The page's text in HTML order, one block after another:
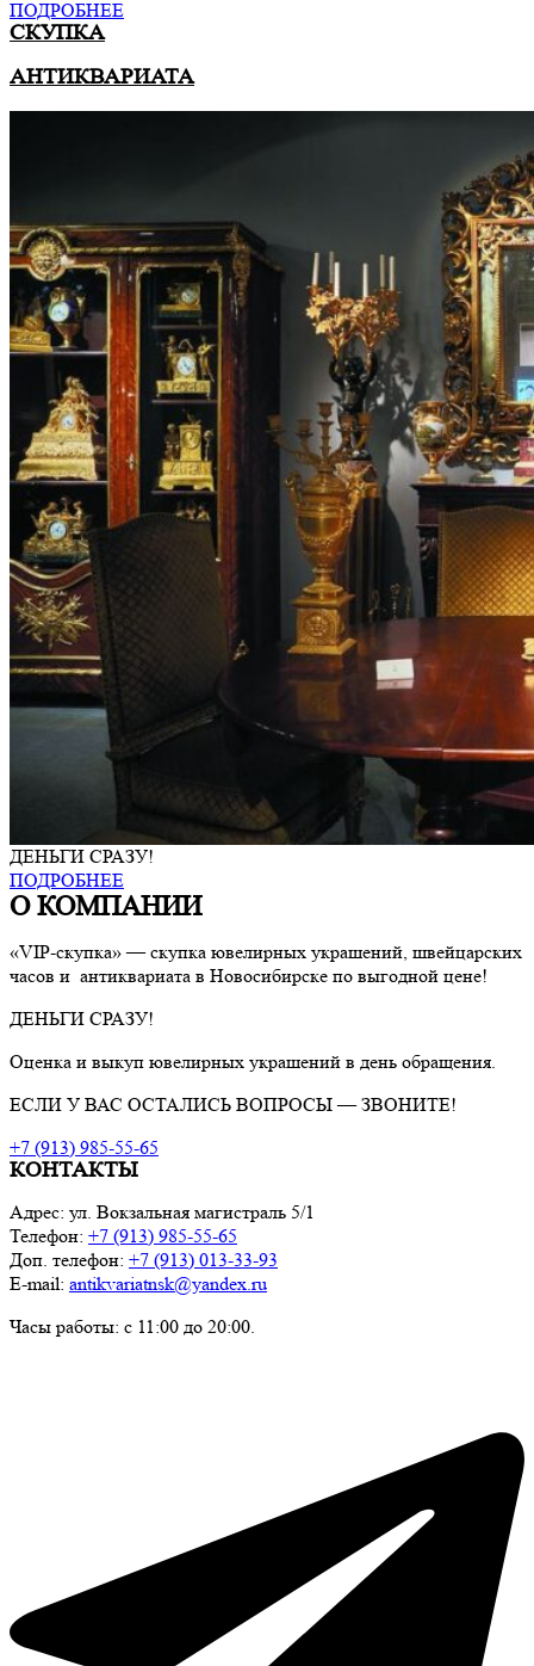
ПОДРОБНЕЕ
СКУПКА
АНТИКВАРИАТА
ДЕНЬГИ СРАЗУ!
ПОДРОБНЕЕ
О КОМПАНИИ
«VIP-скупка» — скупка ювелирных украшений, швейцарских
часов и антиквариата в Новосибирске по выгодной цене!
ДЕНЬГИ СРАЗУ!
Оценка и выкуп ювелирных украшений в день обращения.
ЕСЛИ У ВАС ОСТАЛИСЬ ВОПРОСЫ — ЗВОНИТЕ!
+7 (913) 985-55-65
КОНТАКТЫ
Адрес: ул. Вокзальная магистраль 5/1
Телефон: +7 (913) 985-55-65
Доп. телефон: +7 (913) 013-33-93
E-mail: antikvariatnsk@yandex.ru
Часы работы: с 11:00 до 20:00.